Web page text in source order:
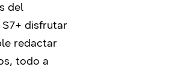
del
disfrutar
redactar
todo a